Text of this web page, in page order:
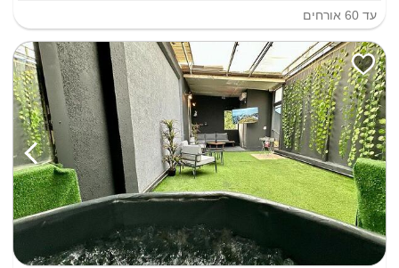
עד 60 אורחים